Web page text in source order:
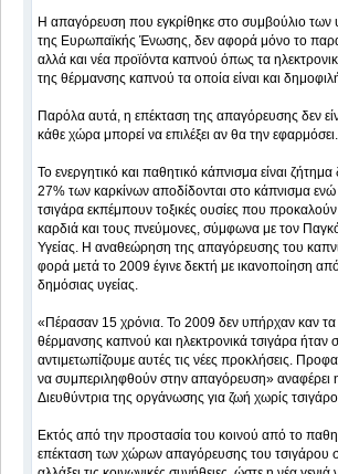
Η απαγόρευση που εγκρίθηκε στο συμβούλιο των
της Ευρωπαϊκής Ένωσης, δεν αφορά μόνο το
αλλά και νέα προϊόντα καπνού όπως τα
της θέρμανσης καπνού τα οποία είναι και
Παρόλα αυτά, η επέκταση της απαγόρευσης δεν
κάθε χώρα μπορεί να επιλέξει αν θα την εφαρμόσει.
Το ενεργητικό και παθητικό κάπνισμα είναι
27% των καρκίνων αποδίδονται στο κάπνισμα ενώ
τσιγάρα εκπέμπουν τοξικές ουσίες που
καρδιά και τους πνεύμονες, σύμφωνα με τον
Υγείας. Η αναθεώρηση της απαγόρευσης του
φορά μετά το 2009 έγινε δεκτή με ικανοποίηση
δημόσιας υγείας.
«Πέρασαν 15 χρόνια. Το 2009 δεν υπήρχαν καν τα
θέρμανσης καπνού και ηλεκτρονικά τσιγάρα
αντιμετωπίζουμε αυτές τις νέες προκλήσεις.
να συμπεριληφθούν στην απαγόρευση» αναφέρει
Διευθύντρια της οργάνωσης για ζωή χωρίς
Εκτός από την προστασία του κοινού από το
επέκταση των χώρων απαγόρευσης του τσιγάρου